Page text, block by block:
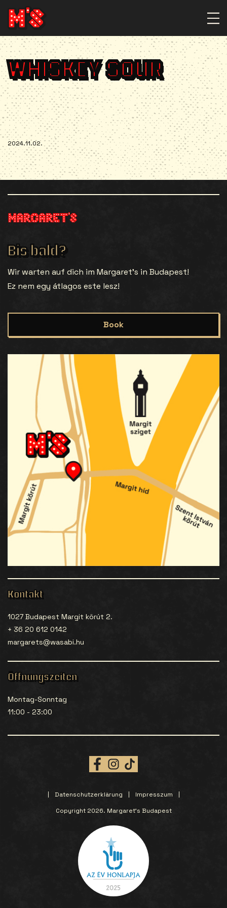
WHISKEY SOUR
2024.11.02.
Bis bald?
Wir warten auf dich im Margaret’s in Budapest!
Ez nem egy átlagos este lesz!
Book
Kontakt
1027 Budapest Margit körút 2.
+ 36 20 612 0142
margarets@wasabi.hu
Öffnungszeiten
Montag-Sonntag
11:00 - 23:00
Datenschutzerklärung
Impresszum
Copyright 2026. Margaret’s Budapest